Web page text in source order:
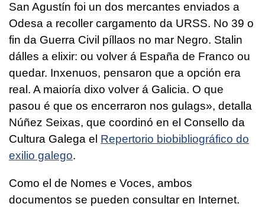
San Agustín foi un dos mercantes enviados a
Odesa a recoller cargamento da URSS. No 39 o
fin da Guerra Civil píllaos no mar Negro. Stalin
dálles a elixir: ou volver á España de Franco ou
quedar. Inxenuos, pensaron que a opción era
real. A maioría dixo volver á Galicia. O que
pasou é que os encerraron nos gulags», detalla
Núñez Seixas, que coordinó en el Consello da
Cultura Galega el Repertorio biobibliográfico do
exilio galego.
Como el de Nomes e Voces, ambos
documentos se pueden consultar en Internet.